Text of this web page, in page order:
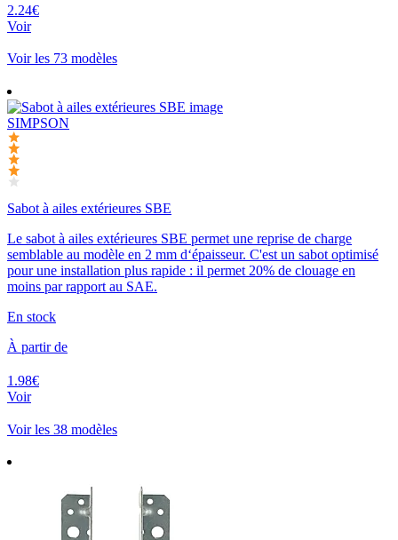
2.24€
Voir
Voir les 73 modèles
SIMPSON
Sabot à ailes extérieures SBE
Le sabot à ailes extérieures SBE permet une reprise de charge
semblable au modèle en 2 mm d‘épaisseur. C'est un sabot optimisé
pour une installation plus rapide : il permet 20% de clouage en
moins par rapport au SAE.
En stock
À partir de
1.98€
Voir
Voir les 38 modèles